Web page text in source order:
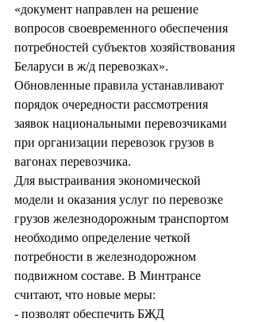
«документ направлен на решение
вопросов своевременного обеспечения
потребностей субъектов хозяйствования
Беларуси в ж/д перевозках».
Обновленные правила устанавливают
порядок очередности рассмотрения
заявок национальными перевозчиками
при организации перевозок грузов в
вагонах перевозчика.
Для выстраивания экономической
модели и оказания услуг по перевозке
грузов железнодорожным транспортом
необходимо определение четкой
потребности в железнодорожном
подвижном составе. В Минтрансе
считают, что новые меры:
- позволят обеспечить БЖД